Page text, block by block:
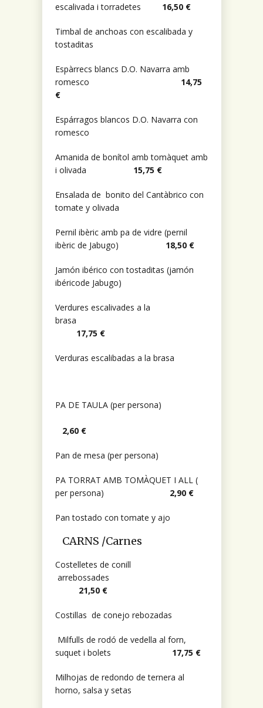
escalivada i torradetes 16,50 €
Timbal de anchoas con escalibada y
tostaditas
Espàrrecs blancs D.O. Navarra amb
romesco 14,75
€
Espárragos blancos D.O. Navarra con
romesco
Amanida de bonítol amb tomàquet amb
i olivada 15,75 €
Ensalada de bonito del Cantàbrico con
tomate y olivada
Pernil ibèric amb pa de vidre (pernil
ibèric de Jabugo) 18,50 €
Jamón ibérico con tostaditas (jamón
ibéricode Jabugo)
Verdures escalivades a la
brasa
17,75 €
Verduras escalibadas a la brasa
PA DE TAULA (per persona)
2,60 €
Pan de mesa (per persona)
PA TORRAT AMB TOMÀQUET I ALL (
per persona) 2,90 €
Pan tostado con tomate y ajo
CARNS /Carnes
Costelletes de conill
arrebossades
21,50 €
Costillas de conejo rebozadas
Milfulls de rodó de vedella al forn,
suquet i bolets 17,75 €
Milhojas de redondo de ternera al
horno, salsa y setas